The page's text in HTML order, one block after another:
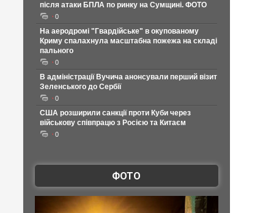
після атаки БПЛА по ринку на Сумщині. ФОТО
0
На аеродромі "Гвардійське" в окупованому
Криму спалахнула масштабна пожежа на складі
пального
0
В адміністрації Вучича анонсували перший візит
Зеленського до Сербії
0
США розширили санкції проти Куби через
військову співпрацю з Росією та Китаєм
0
ФОТО